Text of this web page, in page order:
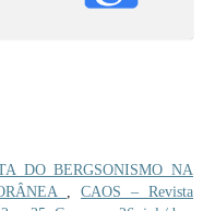
DO BERGSONISMO NA
,CAOS – Revista